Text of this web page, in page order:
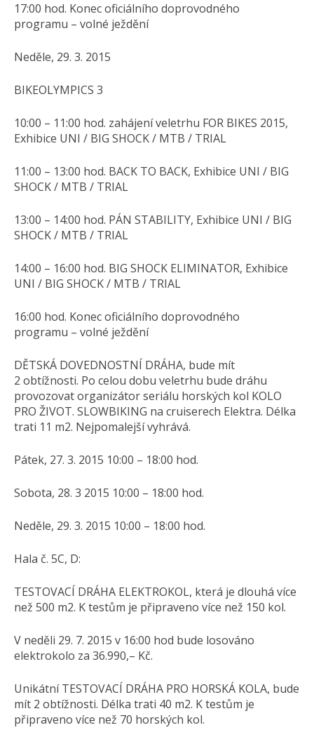
17:00 hod. Konec oficiálního doprovodného
programu – volné ježdění
Neděle, 29. 3. 2015
BIKEOLYMPICS 3
10:00 – 11:00 hod. zahájení veletrhu FOR BIKES 2015,
Exhibice UNI / BIG SHOCK / MTB / TRIAL
11:00 – 13:00 hod. BACK TO BACK, Exhibice UNI / BIG
SHOCK / MTB / TRIAL
13:00 – 14:00 hod. PÁN STABILITY, Exhibice UNI / BIG
SHOCK / MTB / TRIAL
14:00 – 16:00 hod. BIG SHOCK ELIMINATOR, Exhibice
UNI / BIG SHOCK / MTB / TRIAL
16:00 hod. Konec oficiálního doprovodného
programu – volné ježdění
DĚTSKÁ DOVEDNOSTNÍ DRÁHA, bude mít
2 obtížnosti. Po celou dobu veletrhu bude dráhu
provozovat organizátor seriálu horských kol KOLO
PRO ŽIVOT. SLOWBIKING na cruiserech Elektra. Délka
trati 11 m2. Nejpomalejší vyhrává.
Pátek, 27. 3. 2015 10:00 – 18:00 hod.
Sobota, 28. 3 2015 10:00 – 18:00 hod.
Neděle, 29. 3. 2015 10:00 – 18:00 hod.
Hala č. 5C, D:
TESTOVACÍ DRÁHA ELEKTROKOL, která je dlouhá více
než 500 m2. K testům je připraveno více než 150 kol.
V neděli 29. 7. 2015 v 16:00 hod bude losováno
elektrokolo za 36.990,– Kč.
Unikátní TESTOVACÍ DRÁHA PRO HORSKÁ KOLA, bude
mít 2 obtížnosti. Délka trati 40 m2. K testům je
připraveno více než 70 horských kol.